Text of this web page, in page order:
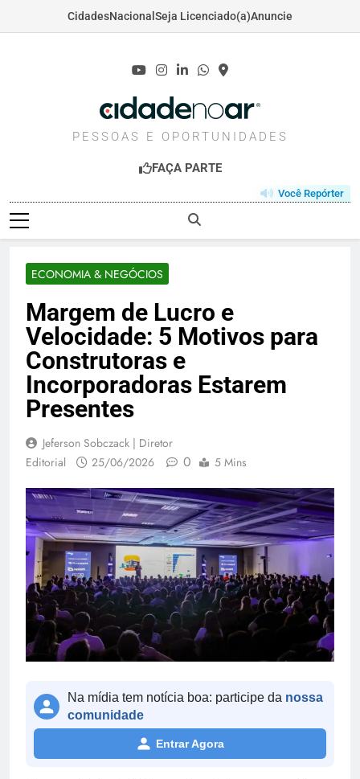
CidadesNacional Seja Licenciado(a)Anuncie
CIDADENOAR.COM
PESSOAS E OPORTUNIDADES
FAÇA PARTE
Você Repórter
ECONOMIA & NEGÓCIOS
Margem de Lucro e
Velocidade: 5 Motivos para
Construtoras e
Incorporadoras Estarem
Presentes
Jeferson Sobczack | Diretor
Editorial
25/06/2026 0 5 Mins
Na mídia tem notícia boa: participe da nossa
comunidade
Entrar Agora